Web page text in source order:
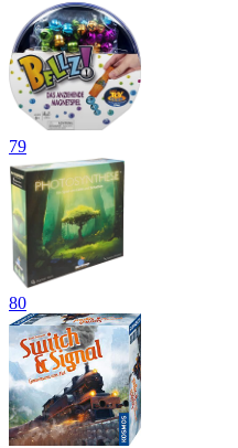
79
80